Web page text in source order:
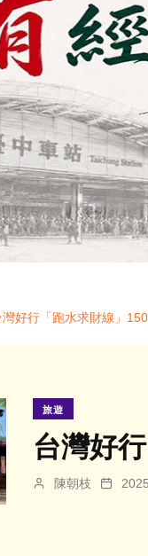
灣好行「跑水求財線」
旅遊
台灣好
陳朝枝